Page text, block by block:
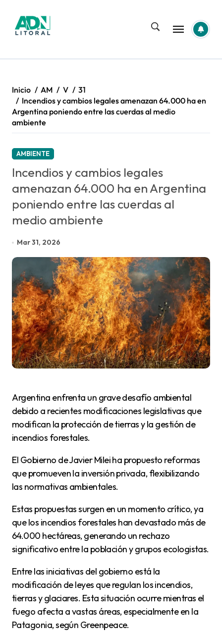
contenido
Inicio AM V
31
Incendios y cambios legales amenazan 64.000 ha en
Argentina poniendo entre las cuerdas al medio
ambiente
AMBIENTE
Incendios y cambios legales
amenazan 64.000 ha en Argentina
poniendo entre las cuerdas al
medio ambiente
Mar 31, 2026
Argentina enfrenta un grave desafío ambiental
debido a recientes modificaciones legislativas que
modifican la protección de tierras y la gestión de
incendios forestales.
El Gobierno de Javier Milei ha propuesto reformas
que promueven la inversión privada, flexibilizando
las normativas ambientales.
Estas propuestas surgen en un momento crítico, ya
que los incendios forestales han devastado más de
64.000 hectáreas, generando un rechazo
significativo entre la población y grupos ecologistas.
Entre las iniciativas del gobierno está la
modificación de leyes que regulan los incendios,
tierras y glaciares. Esta situación ocurre mientras el
fuego afecta a vastas áreas, especialmente en la
Patagonia, según Greenpeace.